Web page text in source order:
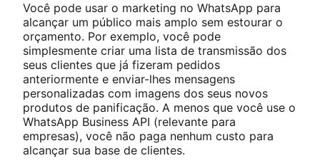
Você pode usar o marketing no WhatsApp para
alcançar um público mais amplo sem estourar o
orçamento. Por exemplo, você pode
simplesmente criar uma lista de transmissão dos
seus clientes que já fizeram pedidos
anteriormente e enviar-lhes mensagens
personalizadas com imagens dos seus novos
produtos de panificação. A menos que você use o
WhatsApp Business API (relevante para
empresas), você não paga nenhum custo para
alcançar sua base de clientes.